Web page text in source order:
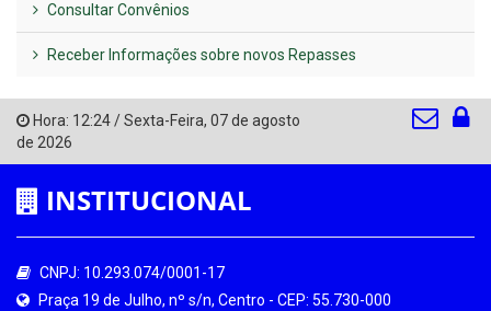
Consultar Convênios
Receber Informações sobre novos Repasses
Hora: 12:24/Sexta-Feira, 07 de agosto
de 2026
INSTITUCIONAL
CNPJ: 10.293.074/0001-17
Praça 19 de Julho, nº s/n, Centro - CEP: 55.730-000